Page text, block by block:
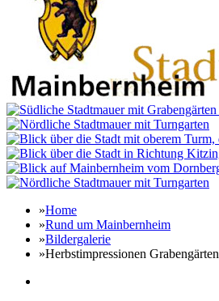
»Home
»Rund um Mainbernheim
»Bildergalerie
»Herbstimpressionen Grabengärten